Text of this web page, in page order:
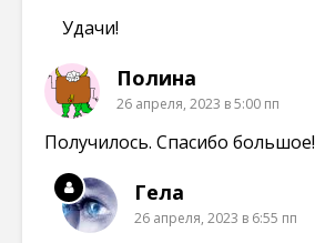
Удачи!
Полина
26 апреля, 2023 в 5:00 пп
Получилось. Спасибо большое!
Гела
26 апреля, 2023 в 6:55 пп